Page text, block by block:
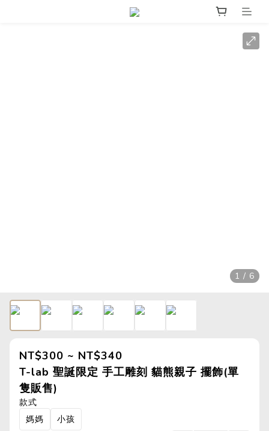
1 / 6
NT$300 ~ NT$340
T-lab 聖誕限定 手工雕刻 貓熊親子 擺飾(單
隻販售)
款式
媽媽
小孩